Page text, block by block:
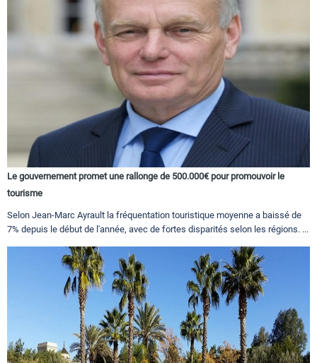
Le gouvernement promet une rallonge de 500.000€ pour promouvoir le
tourisme
Selon Jean-Marc Ayrault la fréquentation touristique moyenne a baissé de
7% depuis le début de l'année, avec de fortes disparités selon les régions. ...